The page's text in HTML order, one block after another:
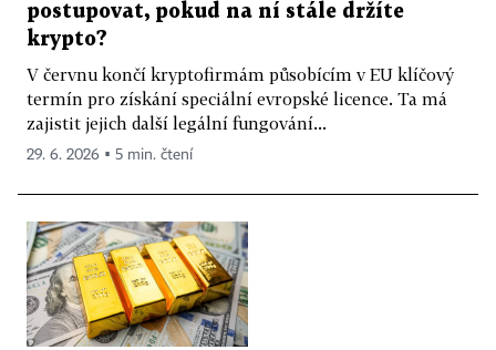
postupovat, pokud na ní stále držíte
krypto?
V červnu končí kryptofirmám působícím v EU klíčový
termín pro získání speciální evropské licence. Ta má
zajistit jejich další legální fungování...
29. 6. 2026 ▪ 5 min. čtení